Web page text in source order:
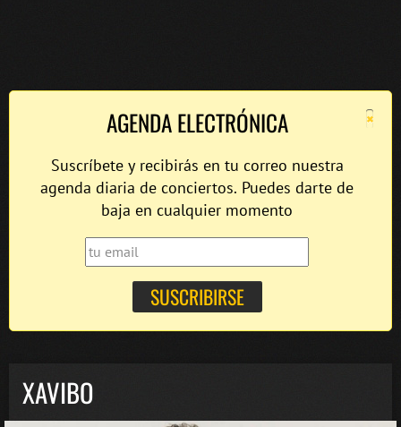
×
AGENDA ELECTRÓNICA
Suscríbete y recibirás en tu correo nuestra
agenda diaria de conciertos. Puedes darte de
baja en cualquier momento
XAVIBO